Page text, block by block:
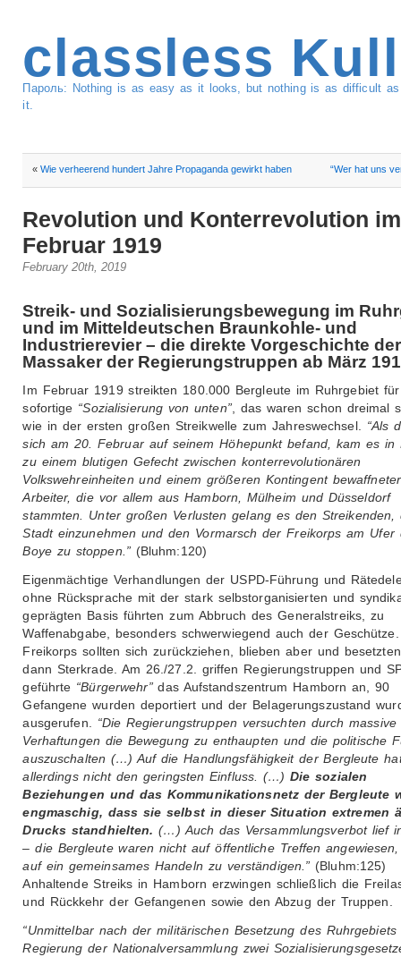
classless
Пароль: Nothing is as easy as it looks, but nothing is as difficult
it.
«Wie verheerend hundert Jahre Propaganda gewirkt haben “Wer hat uns
Revolution und Konterrevolution im
Februar 1919
February 20th, 2019
Streik- und Sozialisierungsbewegung im
und im Mitteldeutschen Braunkohle- und
Industrierevier – die direkte Vorgeschichte der
Massaker der Regierungstruppen ab März
Im Februar 1919 streikten 180.000 Bergleute im Ruhrgebiet
sofortige “Sozialisierung von unten”, das waren schon dreimal
wie in der ersten großen Streikwelle zum Jahreswechsel. “Als
sich am 20. Februar auf seinem Höhepunkt befand, kam es in
zu einem blutigen Gefecht zwischen konterrevolutionären
Volkswehreinheiten und einem größeren Kontingent bewaffneter
Arbeiter, die vor allem aus Hamborn, Mülheim und Düsseldorf
stammten. Unter großen Verlusten gelang es den Streikenden,
Stadt einzunehmen und den Vormarsch der Freikorps am Ufer
Boye zu stoppen.”(Bluhm:120)
Eigenmächtige Verhandlungen der USPD-Führung und
ohne Rücksprache mit der stark selbstorganisierten und
geprägten Basis führten zum Abbruch des Generalstreiks, zu
Waffenabgabe, besonders schwerwiegend auch der
Freikorps sollten sich zurückziehen, blieben aber und
dann Sterkrade. Am 26./27.2. griffen Regierungstruppen und
geführte “Bürgerwehr”das Aufstandszentrum Hamborn an, 90
Gefangene wurden deportiert und der Belagerungszustand
ausgerufen. “Die Regierungstruppen versuchten durch massive
Verhaftungen die Bewegung zu enthaupten und die politische
auszuschalten (…) Auf die Handlungsfähigkeit der Bergleute
allerdings nicht den geringsten Einfluss. (…)Die sozialen
Beziehungen und das Kommunikationsnetz der Bergleute
engmaschig, dass sie selbst in dieser Situation extremen
Drucks standhielten. (…) Auch das Versammlungsverbot lief
– die Bergleute waren nicht auf öffentliche Treffen
auf ein gemeinsames Handeln zu verständigen.” (Bluhm:125)
Anhaltende Streiks in Hamborn erzwingen schließlich die
und Rückkehr der Gefangenen sowie den Abzug der Truppen.
“Unmittelbar nach der militärischen Besetzung des
Regierung der Nationalversammlung zwei